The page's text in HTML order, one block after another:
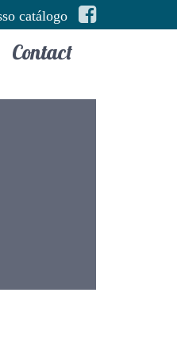
catálogo
Contact